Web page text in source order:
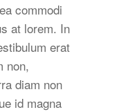
commodi
at lorem. In
erat
non,
diam non
id magna